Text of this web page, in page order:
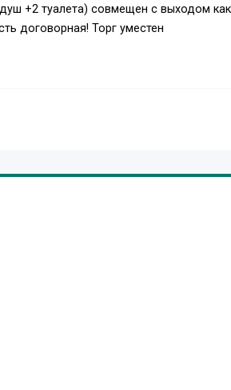
+2 туалета) совмещен с выходом
договорная! Торг уместен